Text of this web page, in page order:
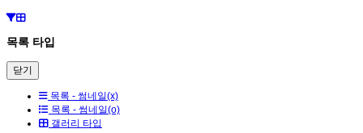
목록 타입
닫기
목록 - 썸네일(x)
목록 - 썸네일(o)
갤러리 타입